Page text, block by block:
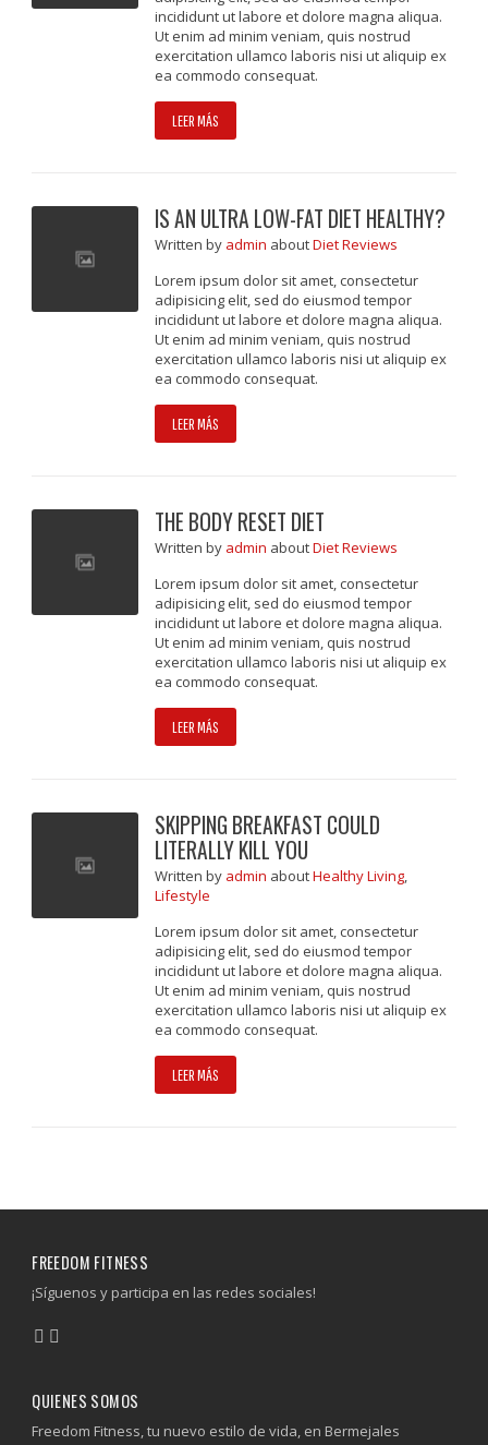
incididunt ut labore et dolore magna aliqua.
Ut enim ad minim veniam, quis nostrud
exercitation ullamco laboris nisi ut aliquip ex
ea commodo consequat.
LEER MÁS
IS AN ULTRA LOW-FAT DIET HEALTHY?
Writtenby admin aboutDiet Reviews
Lorem ipsum dolor sit amet, consectetur
adipisicing elit, sed do eiusmod tempor
incididunt ut labore et dolore magna aliqua.
Ut enim ad minim veniam, quis nostrud
exercitation ullamco laboris nisi ut aliquip ex
ea commodo consequat.
LEER MÁS
THE BODY RESET DIET
Writtenby admin aboutDiet Reviews
Lorem ipsum dolor sit amet, consectetur
adipisicing elit, sed do eiusmod tempor
incididunt ut labore et dolore magna aliqua.
Ut enim ad minim veniam, quis nostrud
exercitation ullamco laboris nisi ut aliquip ex
ea commodo consequat.
LEER MÁS
SKIPPING BREAKFAST COULD
LITERALLY KILL YOU
Writtenby admin aboutHealthy Living,
Lifestyle
Lorem ipsum dolor sit amet, consectetur
adipisicing elit, sed do eiusmod tempor
incididunt ut labore et dolore magna aliqua.
Ut enim ad minim veniam, quis nostrud
exercitation ullamco laboris nisi ut aliquip ex
ea commodo consequat.
LEER MÁS
FREEDOM FITNESS
¡Síguenos y participa en las redes sociales!
QUIENES SOMOS
Freedom Fitness, tu nuevo estilo de vida, en Bermejales